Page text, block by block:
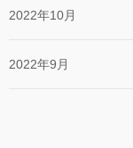
2022年10月
2022年9月